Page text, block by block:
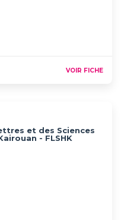
VOIR FICHE
et des Sciences
- FLSHK